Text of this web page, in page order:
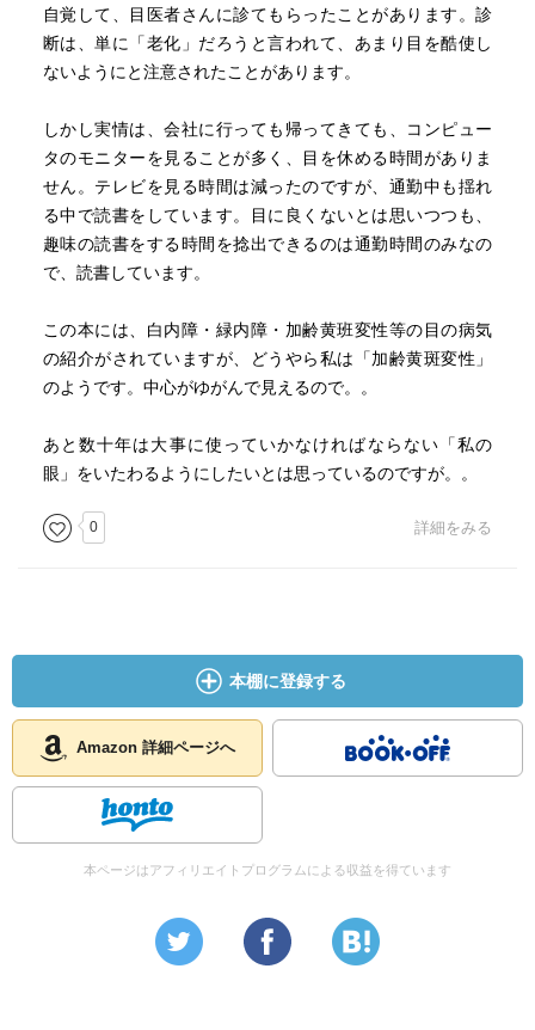
自覚して、目医者さんに診てもらったことがあります。診
断は、単に「老化」だろうと言われて、あまり目を酷使し
ないようにと注意されたことがあります。
しかし実情は、会社に行っても帰ってきても、コンピュー
タのモニターを見ることが多く、目を休める時間がありま
せん。テレビを見る時間は減ったのですが、通勤中も揺れ
る中で読書をしています。目に良くないとは思いつつも、
趣味の読書をする時間を捻出できるのは通勤時間のみなの
で、読書しています。
この本には、白内障・緑内障・加齢黄班変性等の目の病気
の紹介がされていますが、どうやら私は「加齢黄斑変性」
のようです。中心がゆがんで見えるので。。
あと数十年は大事に使っていかなければならない「私の
眼」をいたわるようにしたいとは思っているのですが。。
0 詳細をみる
本棚に登録する
Amazon 詳細ページへ
本ページはアフィリエイトプログラムによる収益を得ています